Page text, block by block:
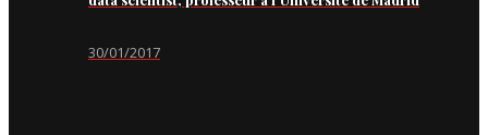
30/01/2017